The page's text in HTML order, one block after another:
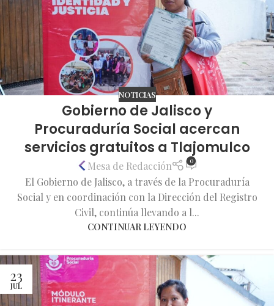
NOTICIAS
Gobierno de Jalisco y
Procuraduría Social acercan
servicios gratuitos a Tlajomulco
Mesa de Redacción 0
El Gobierno de Jalisco, a través de la Procuraduría
Social y en coordinación con la Dirección del Registro
Civil, continúa llevando a l...
CONTINUAR LEYENDO
23
JUL